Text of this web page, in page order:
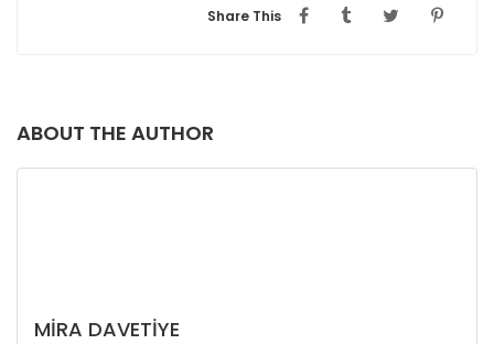
Share This
ABOUT THE AUTHOR
MIRA DAVETIYE